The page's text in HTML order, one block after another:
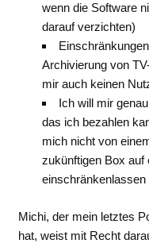
wenn die Software
darauf verzichten)
Archivierung von
mir auch keinen
Ich will mir
das ich bezahlen
mich nicht von
zukünftigen Box auf
einschränkenlassen
Michi, der mein letztes
hat, weist mit Recht